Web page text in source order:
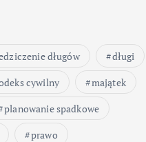
długów
długi
cywilny
majątek
planowanie spadkowe
prawo